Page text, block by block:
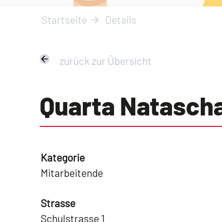
Startseite Details
zurück zur Übersicht
Quarta
Kategorie
Mitarbeitende
Strasse
Schulstrasse 1